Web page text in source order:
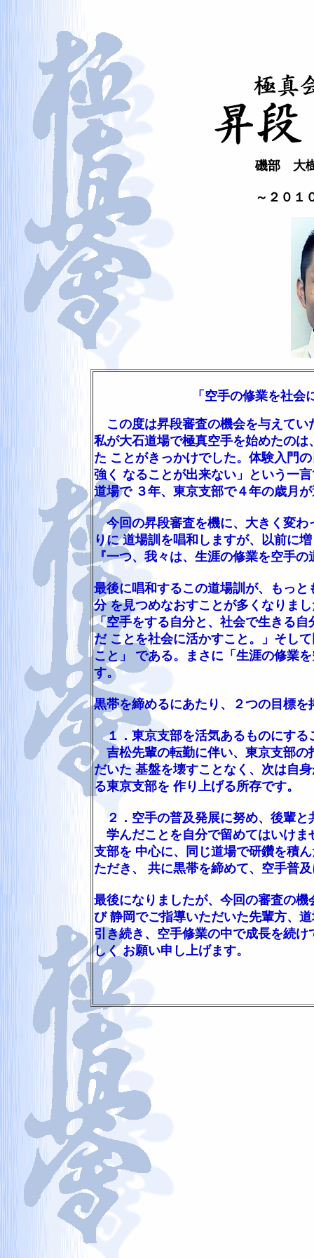
磯部 大
～２０１
「空手の修業を社
この度は昇段審査の機会を与えてい
私が大石道場で極真空手を始めたの
た ことがきっかけでした。体験入門
強く なることが出来ない」という一
道場で ３年、東京支部で４年の歳月
今回の昇段審査を機に、大きく変わ
りに 道場訓を唱和しますが、以前に
『一つ、我々は、生涯の修業を空手
最後に唱和するこの道場訓が、もっ
分 を見つめなおすことが多くなりま
「空手をする自分と、社会で生きる
だ ことを社会に活かすこと。」そし
こと」 である。まさに「生涯の修業
す。
黒帯を締めるにあたり、２つの目標を
１．東京支部を活気あるものにする
吉松先輩の転勤に伴い、東京支部の
だいた 基盤を壊すことなく、次は自
る東京支部を 作り上げる所存です。
２．空手の普及発展に努め、後輩と
学んだことを自分で留めてはいけま
支部を 中心に、同じ道場で研鑽を積
ただき、 共に黒帯を締めて、空手普
最後になりましたが、今回の審査の
び 静岡でご指導いただいた先輩方、
引き続き、空手修業の中で成長を続
しく お願い申し上げます。